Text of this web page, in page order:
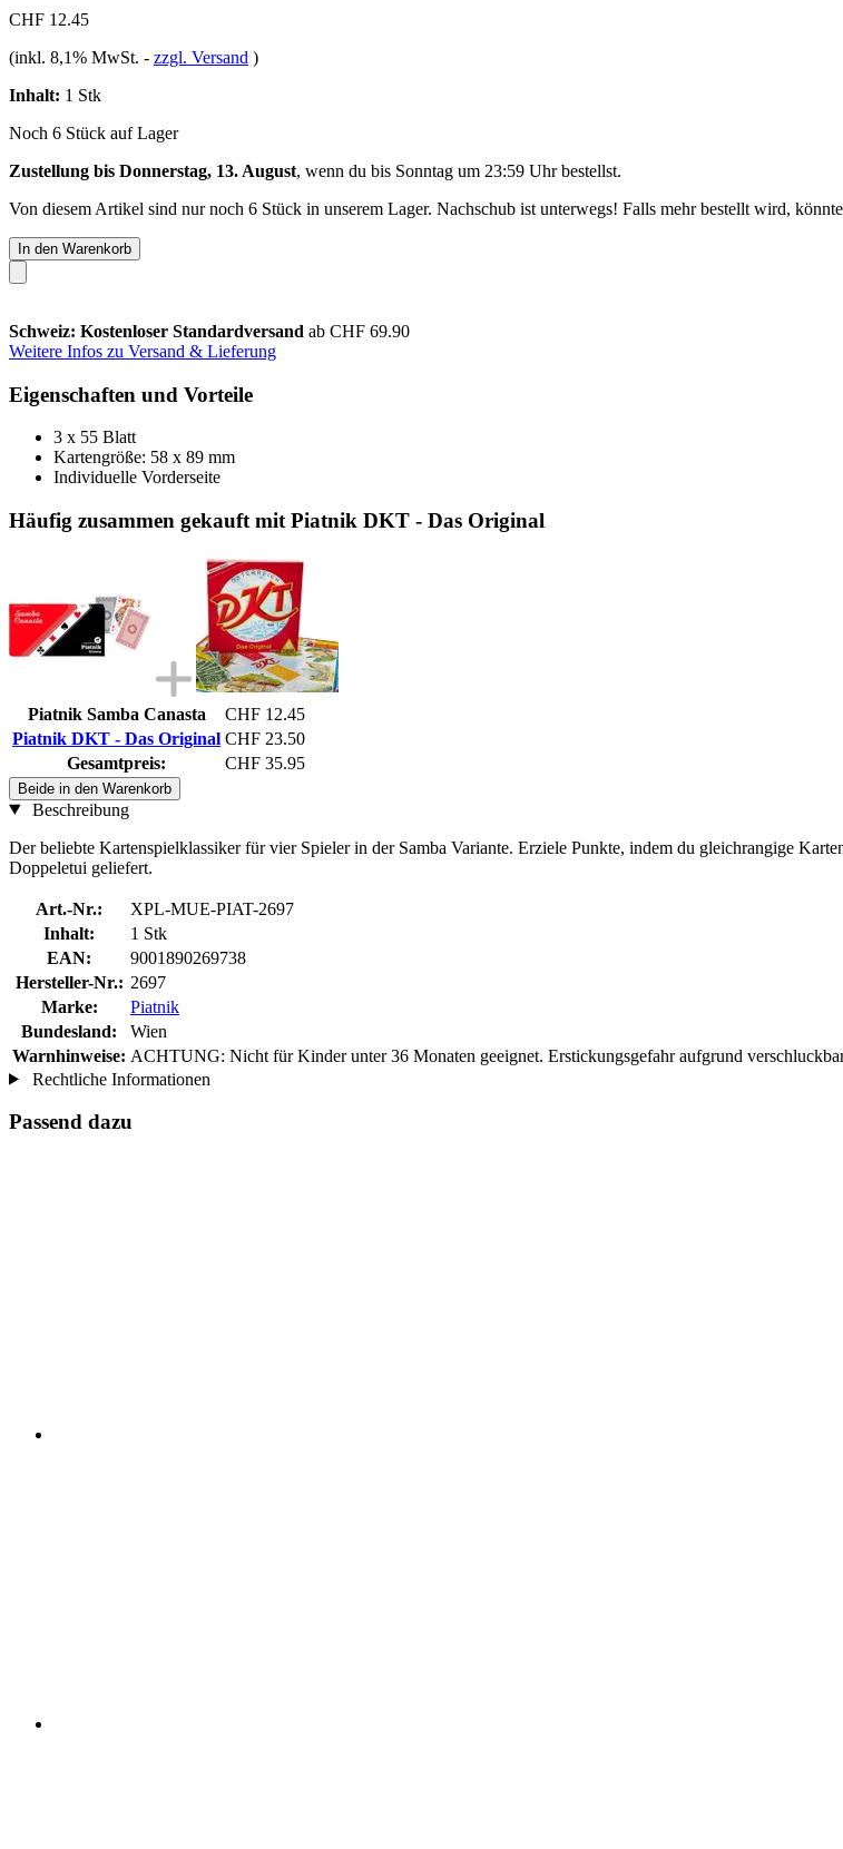
CHF 12.45
(inkl. 8,1% MwSt. - zzgl. Versand )
Inhalt: 1 Stk
Noch 6 Stück auf Lager
Zustellung bis Donnerstag, 13. August, wenn du bis Sonntag um 23:59 Uhrbestellst.
Von diesem Artikel sind nur noch 6 Stück in unserem Lager. Nachschub ist unterwegs! Falls mehr bestellt wird,
In den Warenkorb
Schweiz: Kostenloser Standardversand ab CHF 69.90
Weitere Infos zu Versand & Lieferung
Eigenschaften und Vorteile
3 x 55 Blatt
Kartengröße: 58 x 89 mm
Individuelle Vorderseite
Häufig zusammen gekauft mit Piatnik DKT - Das Original
Piatnik Samba Canasta
CHF 12.45
Piatnik DKT - Das Original CHF 23.50
Gesamtpreis:
CHF 35.95
Beide in den Warenkorb
Beschreibung
Der beliebte Kartenspielklassiker für vier Spieler in der Samba Variante. Erziele Punkte, indem du gleichrangige
Doppeletui geliefert.
Art.-Nr.:
XPL-MUE-PIAT-2697
Inhalt:
1 Stk
EAN:
9001890269738
Hersteller-Nr.: 2697
Marke:
Piatnik
Bundesland:
Wien
Warnhinweise: ACHTUNG: Nicht für Kinder unter 36 Monaten geeignet. Erstickungsgefahr aufgrund
Rechtliche Informationen
Passend dazu